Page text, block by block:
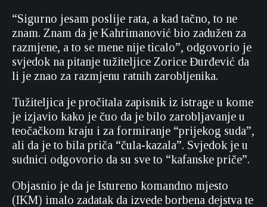
“Sigurno jesam poslije rata, a kad tačno, to ne
znam. Znam da je Kahrimanović bio zadužen za
razmjene, a to se mene nije ticalo”, odgovorio je
svjedok na pitanje tužiteljice Zorice Đurđević da
li je znao za razmjenu ratnih zarobljenika.
Tužiteljica je pročitala zapisnik iz istrage u kome
je izjavio kako je čuo da je bilo zarobljavanje u
teočačkom kraju i za formiranje “prijekog suda”,
ali da je to bila priča “čula-kazala”. Svjedok je u
sudnici odgovorio da su sve to “kafanske priče”.
Objasnio je da je Istureno komandno mjesto
(IKM) imalo zadatak da izvede borbena dejstva te